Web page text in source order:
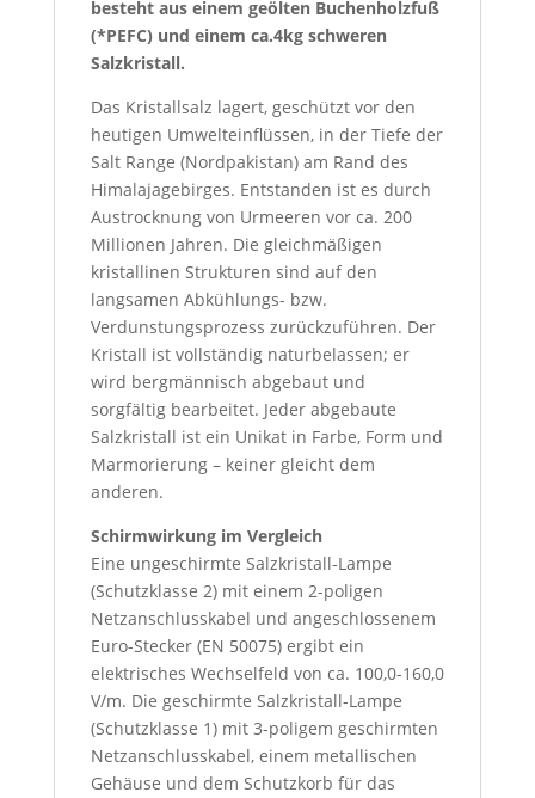
besteht aus einem geölten Buchenholzfuß
(*PEFC) und einem ca.4kg schweren
Salzkristall.
Das Kristallsalz lagert, geschützt vor den
heutigen Umwelteinflüssen, in der Tiefe der
Salt Range (Nordpakistan) am Rand des
Himalajagebirges. Entstanden ist es durch
Austrocknung von Urmeeren vor ca. 200
Millionen Jahren. Die gleichmäßigen
kristallinen Strukturen sind auf den
langsamen Abkühlungs- bzw.
Verdunstungsprozess zurückzuführen. Der
Kristall ist vollständig naturbelassen; er
wird bergmännisch abgebaut und
sorgfältig bearbeitet. Jeder abgebaute
Salzkristall ist ein Unikat in Farbe, Form und
Marmorierung – keiner gleicht dem
anderen.
Schirmwirkung im Vergleich
Eine ungeschirmte Salzkristall-Lampe
(Schutzklasse 2) mit einem 2-poligen
Netzanschlusskabel und angeschlossenem
Euro-Stecker (EN 50075) ergibt ein
elektrisches Wechselfeld von ca. 100,0-160,0
V/m. Die geschirmte Salzkristall-Lampe
(Schutzklasse 1) mit 3-poligem geschirmten
Netzanschlusskabel, einem metallischen
Gehäuse und dem Schutzkorb für das